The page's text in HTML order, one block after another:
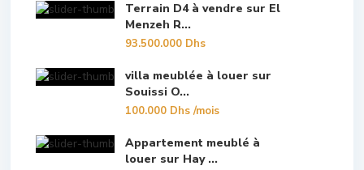
Terrain D4 à vendre sur El
Menzeh R...
93.500.000 Dhs
villa meublée à louer sur
Souissi O...
100.000 Dhs/mois
Appartement meublé à
louer sur Hay ...